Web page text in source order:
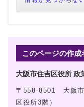
このページの作
大阪市住吉区役所 政
〒558-8501 大阪市
区役所3階）